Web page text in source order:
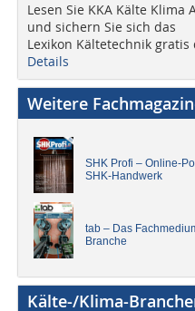
Lesen Sie KKA Kälte Klima
und sichern Sie sich das
Lexikon Kältetechnik gratis
Details
Weitere
SHK Profi – Online-
SHK-Handwerk
tab – Das
Branche
Kälte-/Klima-